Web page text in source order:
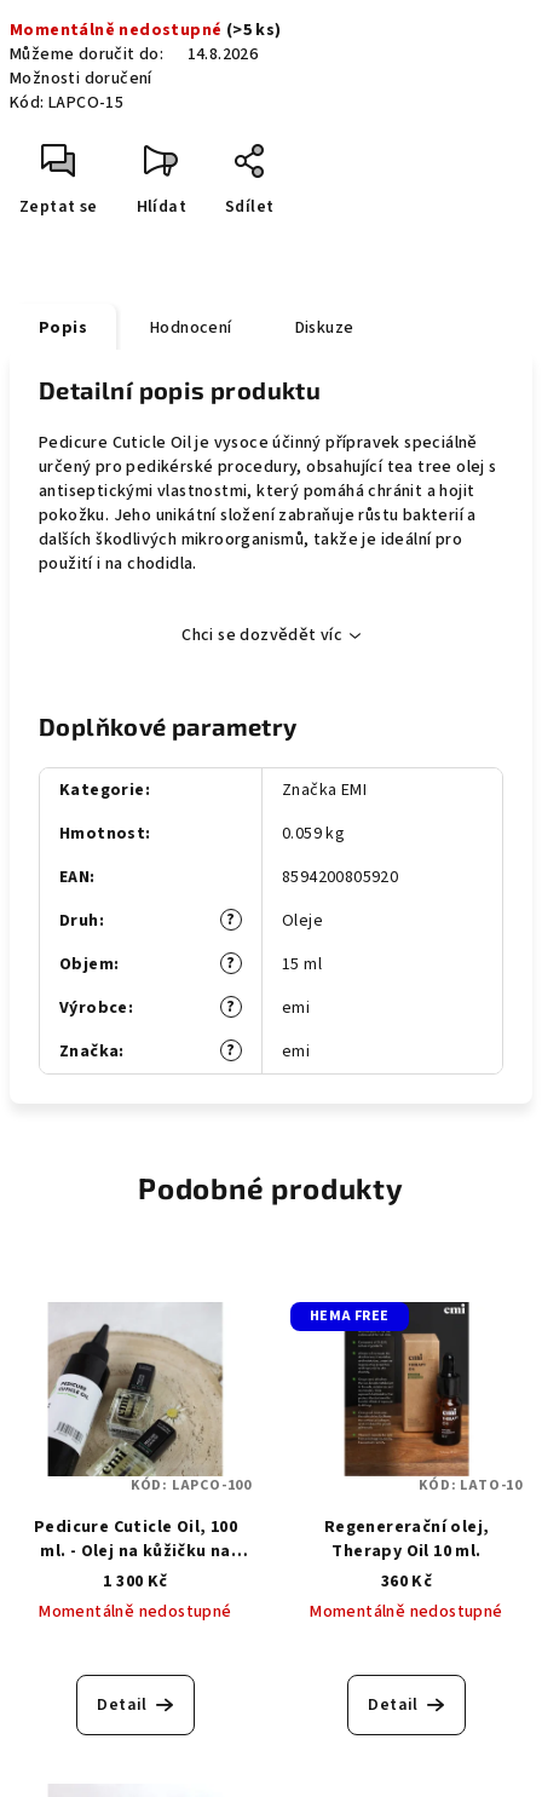
cena:
Momentálně nedostupné (>5 ks)
Můžeme doručit do:
14.8.2026
Možnosti doručení
Kód: LAPCO-15
Zeptat se Hlídat Sdílet
Popis Hodnocení Diskuze
Detailní popis produktu
Pedicure Cuticle Oil je vysoce účinný přípravek speciálně
určený pro pedikérské procedury, obsahující tea tree olej s
antiseptickými vlastnostmi, který pomáhá chránit a hojit
pokožku. Jeho unikátní složení zabraňuje růstu bakterií a
dalších škodlivých mikroorganismů, takže je ideální pro
použití i na chodidla.
Chci se dozvědět víc
Doplňkové parametry
Kategorie:
Značka EMI
Hmotnost:
0.059 kg
EAN:
8594200805920
?
Druh:
Oleje
?
Objem:
15 ml
?
Výrobce:
emi
?
Značka: emi
Podobné produkty
Pedicure Cuticle Oil, 100
ml. - Olej na kůžičku na
pedikúru
1 300 Kč
Momentálně nedostupné
Detail
KÓD: LAPCO-100
HEMA FREE
Regenererační olej,
Therapy Oil 10 ml.
360 Kč
Momentálně nedostupné
Detail
KÓD: LATO-10